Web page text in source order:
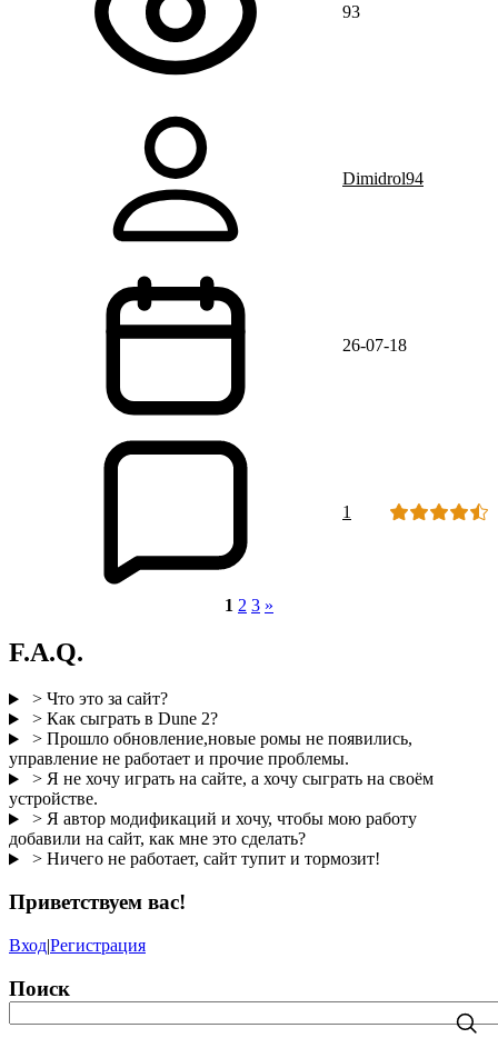
93
Dimidrol94
26-07-18
1
1 2 3 »
F.A.Q.
> Что это за сайт?
> Как сыграть в Dune 2?
> Прошло обновление,новые ромы не появились,
управление не работает и прочие проблемы.
> Я не хочу играть на сайте, а хочу сыграть на своём
устройстве.
> Я автор модификаций и хочу, чтобы мою работу
добавили на сайт, как мне это сделать?
> Ничего не работает, сайт тупит и тормозит!
Приветствуем вас!
Вход|Регистрация
Поиск